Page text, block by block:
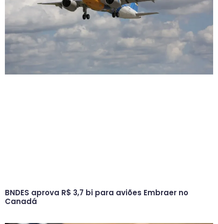
BNDES aprova R$ 3,7 bi para aviões Embraer no
Canadá